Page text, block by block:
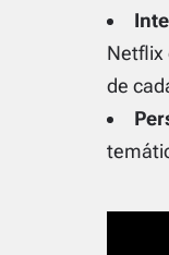
Netflix
de